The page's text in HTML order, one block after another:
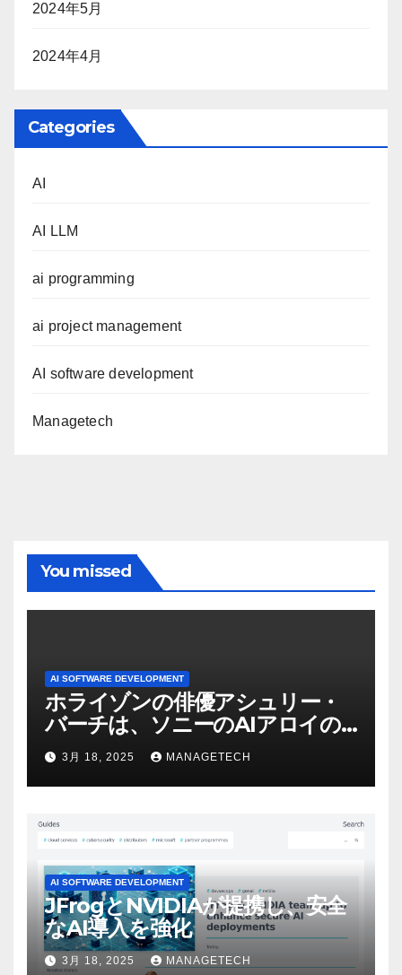
2024年5月
2024年4月
Categories
AI
AI LLM
ai programming
ai project management
AI software development
Managetech
You missed
AI SOFTWARE DEVELOPMENT
ホライゾンの俳優アシュリー・
バーチは、ソニーのAIアロイの
ビデオを見て「ゲームパフォー
マンスという芸術形式に不安を
感じた」と語る – IGN
3月 18, 2025 MANAGETECH
AI SOFTWARE DEVELOPMENT
JFrogとNVIDIAが提携し、安全
なAI導入を強化
3月 18, 2025 MANAGETECH